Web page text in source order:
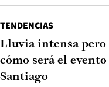
TENDENCIAS
Lluvia intensa
cómo será el
Santiago